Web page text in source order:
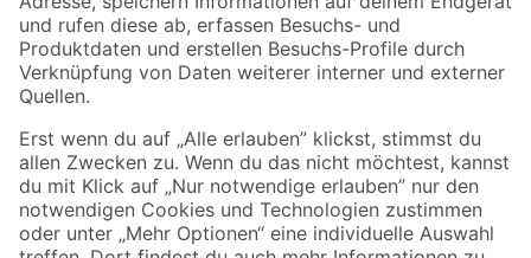
Zahlungsarten Versandarten
Sicher einkaufen
Jetzt die toom-App herunterladen